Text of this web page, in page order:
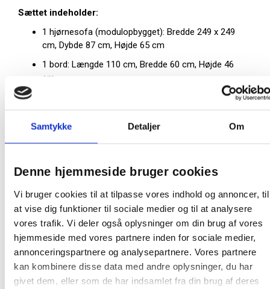
Samtykke Detaljer Om
Denne hjemmeside bruger cookies
Vi bruger cookies til at tilpasse vores indhold og annoncer, til
at vise dig funktioner til sociale medier og til at analysere
vores trafik. Vi deler også oplysninger om din brug af vores
hjemmeside med vores partnere inden for sociale medier,
annonceringspartnere og analysepartnere. Vores partnere
kan kombinere disse data med andre oplysninger, du har
givet dem, eller som de har indsamlet fra din brug af deres
Sættet indeholder:
1 hjørnesofa (modulopbygget): Bredde 249 x 249
cm, Dybde 87 cm, Højde 65 cm
1 bord: Længde 110 cm, Bredde 60 cm, Højde 46
cm
Sofa: Polyrattan (kunstflet), aluminium, polyester
Hynder: Polyester
Mål og specifikationer:
Siddebredde: 75 cm
Sædedybde: 75 cm
Siddehøjde: 32 cm
Sofaens bæreevne: 800 kg